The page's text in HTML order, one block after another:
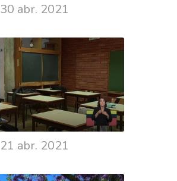
30 abr. 2021
21 abr. 2021